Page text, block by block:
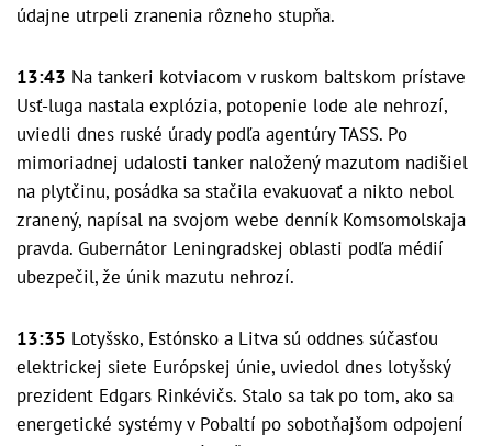
údajne utrpeli zranenia rôzneho stupňa.
13:43 Na tankeri kotviacom v ruskom baltskom prístave
Usť-luga nastala explózia, potopenie lode ale nehrozí,
uviedli dnes ruské úrady podľa agentúry TASS. Po
mimoriadnej udalosti tanker naložený mazutom nadišiel
na plytčinu, posádka sa stačila evakuovať a nikto nebol
zranený, napísal na svojom webe denník Komsomolskaja
pravda. Gubernátor Leningradskej oblasti podľa médií
ubezpečil, že únik mazutu nehrozí.
13:35 Lotyšsko, Estónsko a Litva sú oddnes súčasťou
elektrickej siete Európskej únie, uviedol dnes lotyšský
prezident Edgars Rinkévičs. Stalo sa tak po tom, ako sa
energetické systémy v Pobaltí po sobotňajšom odpojení